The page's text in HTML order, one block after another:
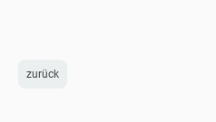
zurück